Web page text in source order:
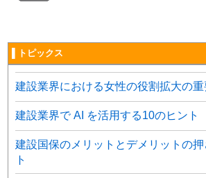
▌トピックス
建設業界における女性の役割拡大の重
建設業界で AI を活用する10のヒント
建設国保のメリットとデメリットの
ト